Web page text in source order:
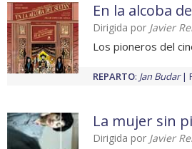
En la alcoba
Dirigida por Javier
Los pioneros del
REPARTO: Jan Budar
La mujer sin
Dirigida por Javier